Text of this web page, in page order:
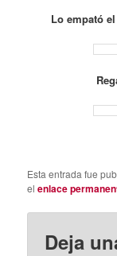
Lo empató
Esta entrada fue
elenlace
Deja